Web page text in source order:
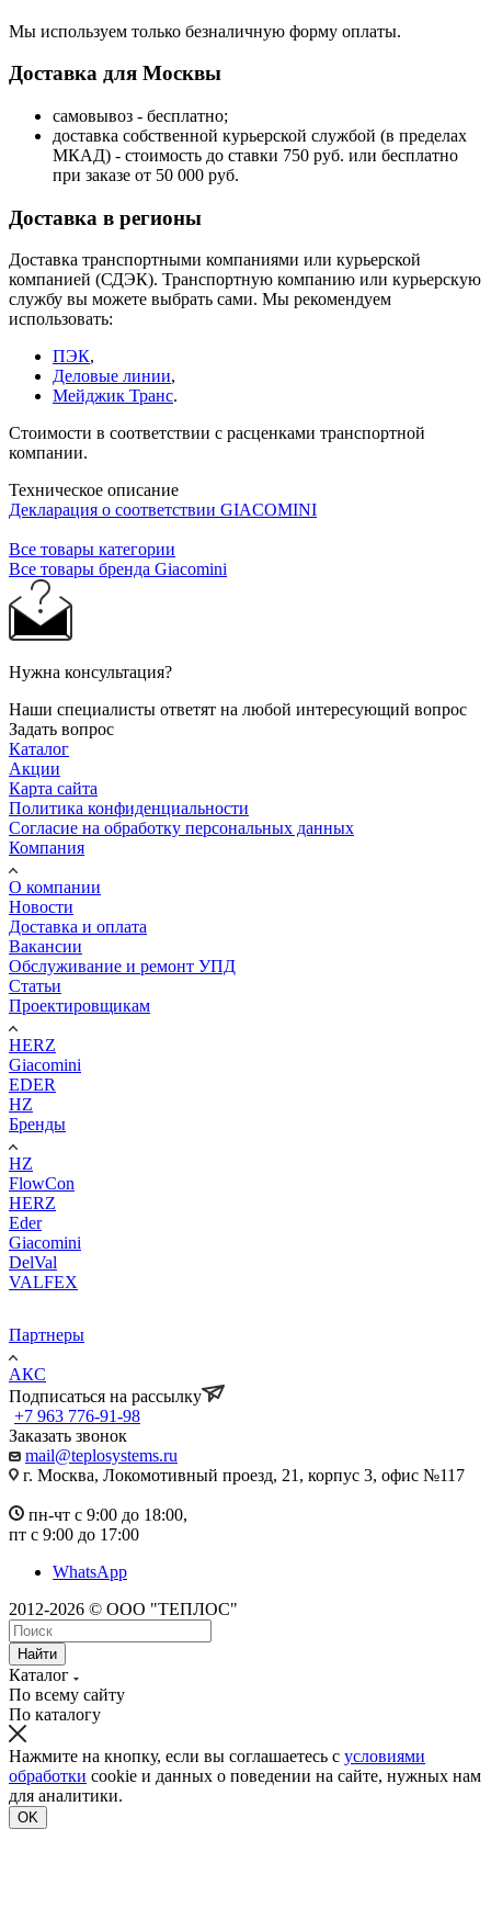
Мы используем только безналичную форму оплаты.
Доставка для Москвы
самовывоз - бесплатно;
доставка собственной курьерской службой (в пределах
МКАД) - стоимость до ставки 750 руб. или бесплатно
при заказе от 50 000 руб.
Доставка в регионы
Доставка транспортными компаниями или курьерской
компанией (СДЭК). Транспортную компанию или курьерскую
службу вы можете выбрать сами. Мы рекомендуем
использовать:
ПЭК,
Деловые линии,
Мейджик Транс.
Стоимости в соответствии с расценками транспортной
компании.
Техническое описание
Декларация о соответствии GIACOMINI
Все товары категории
Все товары бренда Giacomini
Нужна консультация?
Наши специалисты ответят на любой интересующий вопрос
Задать вопрос
Каталог
Акции
Карта сайта
Политика конфиденциальности
Согласие на обработку персональных данных
Компания
О компании
Новости
Доставка и оплата
Вакансии
Обслуживание и ремонт УПД
Статьи
Проектировщикам
HERZ
Giacomini
EDER
HZ
Бренды
HZ
FlowCon
HERZ
Eder
Giacomini
DelVal
VALFEX
Партнеры
АКС
Подписаться на рассылку
+7 963 776-91-98
Заказать звонок
mail@teplosystems.ru
г. Москва, Локомотивный проезд, 21, корпус 3, офис №117
пн-чт с 9:00 до 18:00,
пт с 9:00 до 17:00
WhatsApp
2012-2026 © ООО "ТЕПЛОС"
Найти
Каталог
По всему сайту
По каталогу
Нажмите на кнопку, если вы соглашаетесь с условиями
обработки cookie и данных о поведении на сайте, нужных нам
для аналитики.
OK